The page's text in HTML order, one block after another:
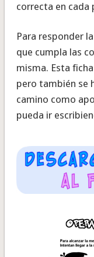
correcta en cada
Para responder
que cumpla las
misma. Esta
pero también se
camino como
pueda ir